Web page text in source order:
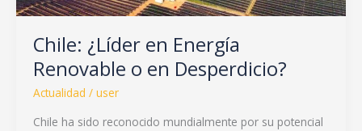
Chile: ¿Líder en Energía
Renovable o en Desperdicio?
Actualidad / user
Chile ha sido reconocido mundialmente por su potencial